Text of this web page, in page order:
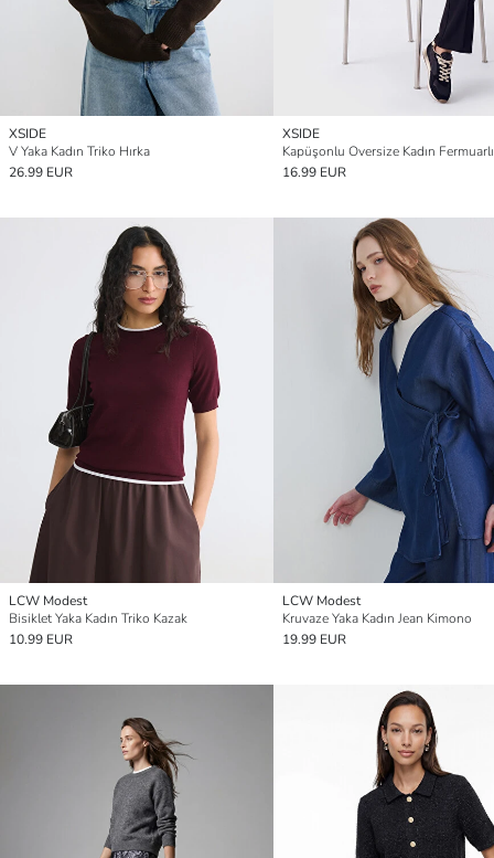
XSIDE
V Yaka Kadın Triko Hırka
26.99 EUR
XSIDE
16.99 EUR
LCW Modest
Bisiklet Yaka Kadın Triko Kazak
10.99 EUR
LCW Modest
Kruvaze Yaka Kadın Jean Kimono
19.99 EUR